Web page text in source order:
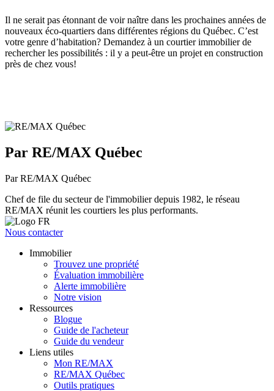
Il ne serait pas étonnant de voir naître dans les prochaines années de
nouveaux éco-quartiers dans différentes régions du Québec. C’est
votre genre d’habitation? Demandez à un courtier immobilier de
rechercher les possibilités : il y a peut-être un projet en construction
près de chez vous!
Par RE/MAX Québec
Par RE/MAX Québec
Chef de file du secteur de l'immobilier depuis 1982, le réseau
RE/MAX réunit les courtiers les plus performants.
Nous contacter
Immobilier
Trouvez une propriété
Évaluation immobilière
Alerte immobilière
Notre vision
Ressources
Blogue
Guide de l'acheteur
Guide du vendeur
Liens utiles
Mon RE/MAX
RE/MAX Québec
Outils pratiques